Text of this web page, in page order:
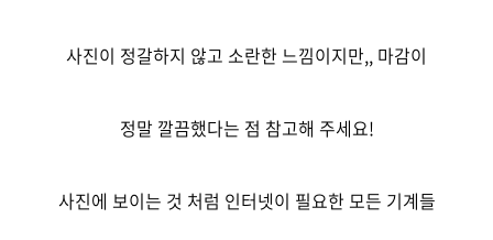
사진이 정갈하지 않고 소란한 느낌이지만,, 마감이
정말 깔끔했다는 점 참고해 주세요!
사진에 보이는 것 처럼 인터넷이 필요한 모든 기계들